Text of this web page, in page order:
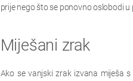
prije nego što se ponovno oslobodi u
Miješani zrak
Ako se vanjski zrak izvana miješa